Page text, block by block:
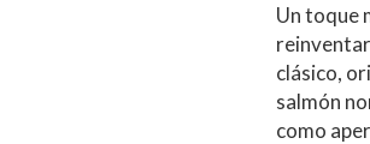
Un toque
clásico,
salmón
como